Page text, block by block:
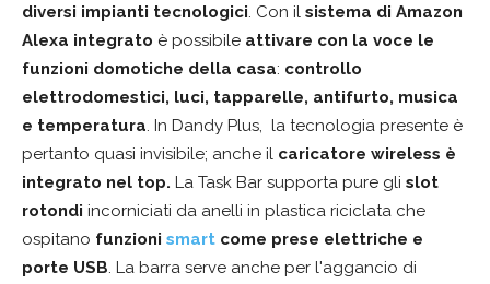
diversi impianti tecnologici. Con il sistema di Amazon
Alexa integrato è possibile attivare con la voce le
funzioni domotiche della casa: controllo
elettrodomestici, luci, tapparelle, antifurto, musica
e temperatura. In Dandy Plus, la tecnologia presente è
pertanto quasi invisibile; anche il caricatore wireless è
integrato nel top. La Task Bar supporta pure gli slot
rotondi incorniciati da anelli in plastica riciclata che
ospitano funzioni smart come prese elettriche e
porte USB. La barra serve anche per l'aggancio di